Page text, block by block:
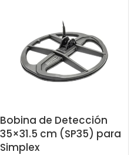
Bobina de Detección
35×31.5 cm (SP35) para
Simplex